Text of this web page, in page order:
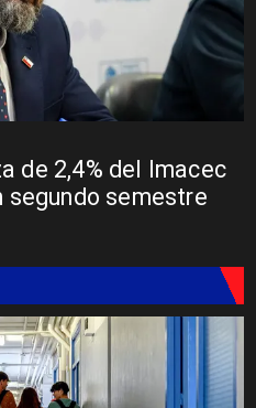
de 2,4% del Imacec
segundo semestre